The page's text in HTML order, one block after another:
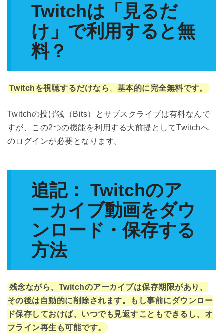
Twitchは「見るだ
け」で利用すると無
料？
Twitchを視聴するだけなら、基本的に完全無料です。
Twitchの投げ銭（Bits）とサブスクライブは有料なんで
すが、この2つの機能を利用する大前提としてTwitchへ
のログインが必要となります。
追記： Twitchのア
ーカイブ動画をダウ
ンロード・保存する
方法
残念ながら、Twitchのアーカイブは保存期限があり、
その後は自動的に削除されます。もし事前にダウンロー
ド保存しておけば、いつでも見返すこともできるし、オ
フライン再生も可能です。